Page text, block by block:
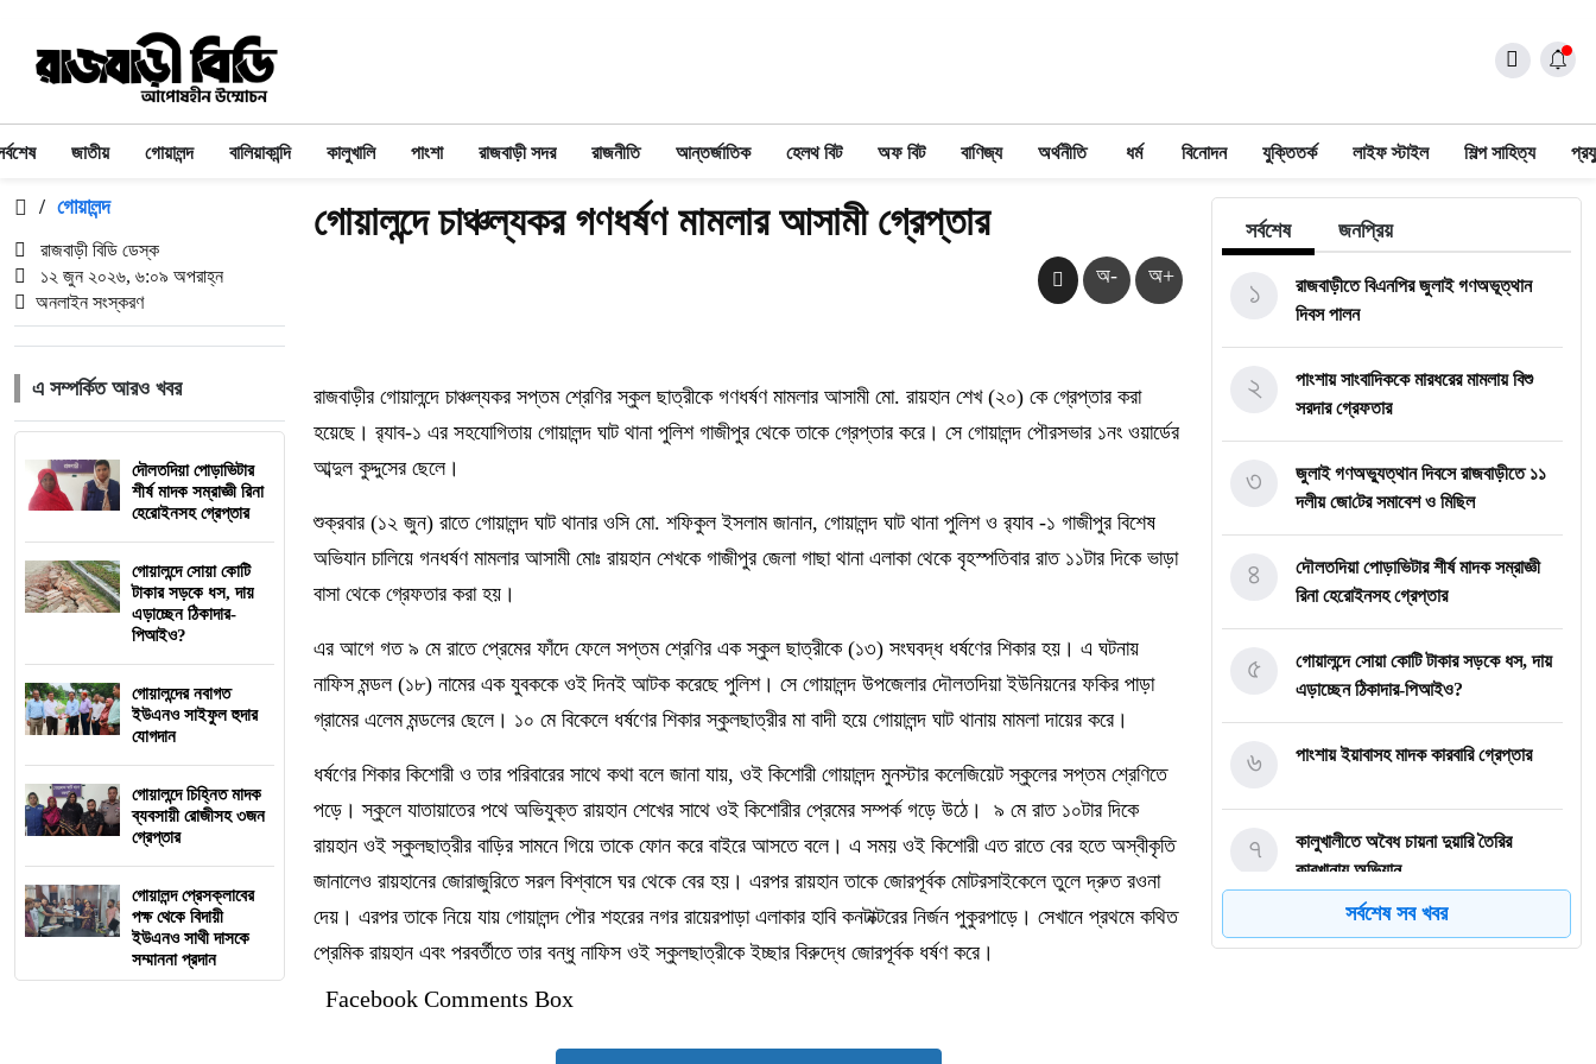
জাতীয় গোয়ালন্দ বালিয়াকান্দি কালুখালি পাংশা রাজবাড়ী সদর রাজনীতি আন্তর্জাতিক হেলথ বিট অফ বিট বাণিজ্য অর্থনীতি ধর্ম বিনোদন যুক্তিতর্ক লাইফ স্টাইল শিল্প সাহিত্য
/ গোয়ালন্দ
রাজবাড়ী বিডি ডেস্ক
১২ জুন ২০২৬, ৬:০৯ অপরাহ্ন
অনলাইন সংস্করণ
এ সম্পর্কিত আরও খবর
দৌলতদিয়া পোড়াভিটার
শীর্ষ মাদক সম্রাজ্ঞী রিনা
হেরোইনসহ গ্রেপ্তার
গোয়ালন্দে সোয়া কোটি
টাকার সড়কে ধস, দায়
এড়াচ্ছেন ঠিকাদার-
পিআইও?
গোয়ালন্দের নবাগত
ইউএনও সাইফুল হুদার
যোগদান
গোয়ালন্দে চিহ্নিত মাদক
ব্যবসায়ী রোজীসহ ৩জন
গ্রেপ্তার
গোয়ালন্দ প্রেসক্লাবের
পক্ষ থেকে বিদায়ী
ইউএনও সাথী দাসকে
সম্মাননা প্রদান
গোয়ালন্দে চাঞ্চল্যকর গণধর্ষণ মামলার আসামী গ্রেপ্তার
অ- অ+
রাজবাড়ীর গোয়ালন্দে চাঞ্চল্যকর সপ্তম শ্রেণির স্কুল ছাত্রীকে গণধর্ষণ মামলার আসামী মো. রায়হান শেখ (২০) কে গ্রেপ্তার করা
হয়েছে। র‌্যাব-১ এর সহযোগিতায় গোয়ালন্দ ঘাট থানা পুলিশ গাজীপুর থেকে তাকে গ্রেপ্তার করে। সে গোয়ালন্দ পৌরসভার ১নং ওয়ার্ডের
আব্দুল কুদ্দুসের ছেলে।
শুক্রবার (১২ জুন) রাতে গোয়ালন্দ ঘাট থানার ওসি মো. শফিকুল ইসলাম জানান, গোয়ালন্দ ঘাট থানা পুলিশ ও র‌্যাব -১ গাজীপুর বিশেষ
অভিযান চালিয়ে গনধর্ষণ মামলার আসামী মোঃ রায়হান শেখকে গাজীপুর জেলা গাছা থানা এলাকা থেকে বৃহস্পতিবার রাত ১১টার দিকে ভাড়া
বাসা থেকে গ্রেফতার করা হয়।
এর আগে গত ৯ মে রাতে প্রেমের ফাঁদে ফেলে সপ্তম শ্রেণির এক স্কুল ছাত্রীকে (১৩) সংঘবদ্ধ ধর্ষণের শিকার হয়। এ ঘটনায়
নাফিস মন্ডল (১৮) নামের এক যুবককে ওই দিনই আটক করেছে পুলিশ। সে গোয়ালন্দ উপজেলার দৌলতদিয়া ইউনিয়নের ফকির পাড়া
গ্রামের এলেম মন্ডলের ছেলে। ১০ মে বিকেলে ধর্ষণের শিকার স্কুলছাত্রীর মা বাদী হয়ে গোয়ালন্দ ঘাট থানায় মামলা দায়ের করে।
ধর্ষণের শিকার কিশোরী ও তার পরিবারের সাথে কথা বলে জানা যায়, ওই কিশোরী গোয়ালন্দ মুনস্টার কলেজিয়েট স্কুলের সপ্তম শ্রেণিতে
পড়ে। স্কুলে যাতায়াতের পথে অভিযুক্ত রায়হান শেখের সাথে ওই কিশোরীর প্রেমের সম্পর্ক গড়ে উঠে। ৯ মে রাত ১০টার দিকে
রায়হান ওই স্কুলছাত্রীর বাড়ির সামনে গিয়ে তাকে ফোন করে বাইরে আসতে বলে। এ সময় ওই কিশোরী এত রাতে বের হতে অস্বীকৃতি
জানালেও রায়হানের জোরাজুরিতে সরল বিশ্বাসে ঘর থেকে বের হয়। এরপর রায়হান তাকে জোরপূর্বক মোটরসাইকেলে তুলে দ্রুত রওনা
দেয়। এরপর তাকে নিয়ে যায় গোয়ালন্দ পৌর শহরের নগর রায়েরপাড়া এলাকার হাবি কনটাক্টরের নির্জন পুকুরপাড়ে। সেখানে প্রথমে কথিত
প্রেমিক রায়হান এবং পরবর্তীতে তার বন্ধু নাফিস ওই স্কুলছাত্রীকে ইচ্ছার বিরুদ্ধে জোরপূর্বক ধর্ষণ করে।
Facebook Comments Box
সর্বশেষ জনপ্রিয়
রাজবাড়ীতে বিএন‌পির জুলাই গণঅভূত্থান
দিবস পালন
১
পাংশায় সাংবাদিককে মারধরের মামলায় বিশু
সরদার গ্রেফতার
২
জুলাই গণঅভ্যুত্থান দিবসে রাজবাড়ীতে ১১
দলীয় জো‌টের সমাবেশ ও মি‌ছিল
৩
দৌলতদিয়া পোড়াভিটার শীর্ষ মাদক সম্রাজ্ঞী
রিনা হেরোইনসহ গ্রেপ্তার
৪
গোয়ালন্দে সোয়া কোটি টাকার সড়কে ধস, দায়
এড়াচ্ছেন ঠিকাদার-পিআইও?
৫
পাংশায় ইয়াবাসহ মাদক কারবারি গ্রেপ্তার
৬
কালুখালীতে অবৈধ চায়না দুয়ারি তৈরির
কারখানায় অভিযান
৭
গোয়ালন্দের নবাগত ইউএনও সাইফুল হুদার
৮
সর্বশেষ সব খবর